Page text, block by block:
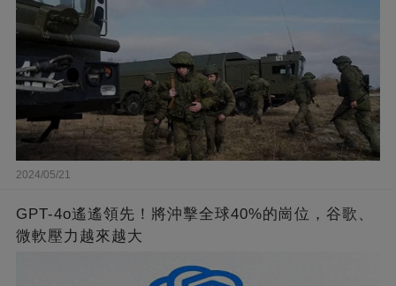
2024/05/21
GPT-4o遙遙領先！將沖擊全球40%的崗位，谷歌、
微軟壓力越來越大